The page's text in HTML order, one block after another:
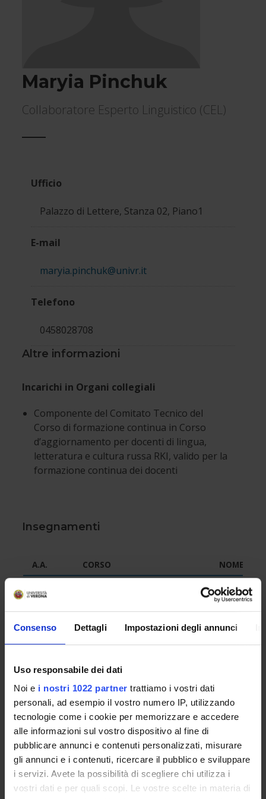
Consenso Dettagli Impostazioni degli annunci
Uso responsabile dei dati
Noi e i nostri 1022 partner trattiamo i vostri dati
personali, ad esempio il vostro numero IP, utilizzando
tecnologie come i cookie per memorizzare e accedere
alle informazioni sul vostro dispositivo al fine di
pubblicare annunci e contenuti personalizzati, misurare
gli annunci e i contenuti, ricercare il pubblico e sviluppare
i servizi. Avete la possibilità di scegliere chi utilizza i
vostri dati e per quali scopi. Le vostre scelte in materia di
Maryia Pinchuk
Collaboratore Esperto Linguistico (CEL)
Informazioni
contatto
Ufficio
Palazzo di Lettere, Stanza 02, Piano1
E-mail
maryia.pinchuk@univr.it
Telefono
0458028708
Altre informazioni
Incarichi in Organi collegiali
Componente del Comitato Tecnico del
Corso di formazione continua in Corso
d’aggiornamento per docenti di lingua,
letteratura e cultura russa RKI, valido per la
formazione continua dei docenti
Insegnamenti
A.A. CORSO
NOME
CENTRO LINGUISTICO DI ATENEO
Attività
2024/2025
CENTRO LINGUISTICO DI ATENEO
Russo a2 -
2024/2025
CENTRO LINGUISTICO DI ATENEO
2024/2025
CENTRO LINGUISTICO DI ATENEO
Russo b2
2024/2025
CENTRO LINGUISTICO DI ATENEO
Russo b2
2024/2025
CENTRO LINGUISTICO DI ATENEO
Russo b2
2024/2025
CENTRO LINGUISTICO DI ATENEO
Russo b2
2024/2025
CENTRO LINGUISTICO DI ATENEO
Russo c1